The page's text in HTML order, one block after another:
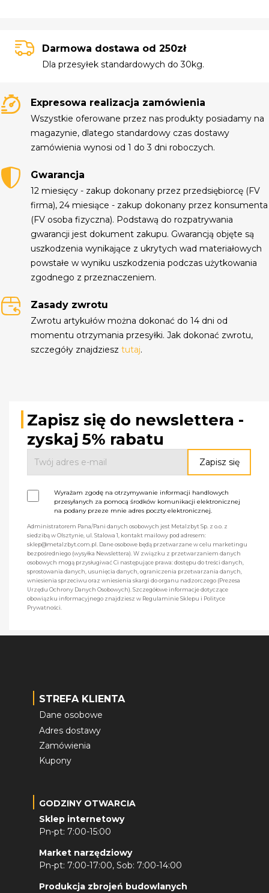
Darmowa dostawa od 250zł
Dla przesyłek standardowych do 30kg.
Expresowa realizacja zamówienia
Wszystkie oferowane przez nas produkty posiadamy na
magazynie, dlatego standardowy czas dostawy
zamówienia wynosi od 1 do 3 dni roboczych.
Gwarancja
12 miesięcy - zakup dokonany przez przedsiębiorcę (FV
firma), 24 miesiące - zakup dokonany przez konsumenta
(FV osoba fizyczna). Podstawą do rozpatrywania
gwarancji jest dokument zakupu. Gwarancją objęte są
uszkodzenia wynikające z ukrytych wad materiałowych
powstałe w wyniku uszkodzenia podczas użytkowania
zgodnego z przeznaczeniem.
Zasady zwrotu
Zwrotu artykułów można dokonać do 14 dni od
momentu otrzymania przesyłki. Jak dokonać zwrotu,
szczegóły znajdziesztutaj.
Zapisz się do newslettera -
zyskaj 5% rabatu
Wyrażam zgodę na otrzymywanie informacji handlowych
przesyłanych za pomocą środków komunikacji elektronicznej
na podany przeze mnie adres poczty elektronicznej.
Administratorem Pana/Pani danych osobowych jest Metalzbyt Sp. z o.o. z
siedzibą w Olsztynie, ul. Stalowa 1, kontakt mailowy pod adresem:
sklep@metalzbyt.com.pl. Dane osobowe będą przetwarzane w celu marketingu
bezpośredniego (wysyłka Newslettera). W związku z przetwarzaniem danych
osobowych mogą przysługiwać Ci następujące prawa: dostępu do treści danych,
sprostowania danych, usunięcia danych, ograniczenia przetwarzania danych,
wniesienia sprzeciwu oraz wniesienia skargi do organu nadzorczego (Prezesa
Urzędu Ochrony Danych Osobowych). Szczegółowe informacje dotyczące
obowiązku informacyjnego znajdziesz w Regulaminie Sklepu i Polityce
Prywatności.
STREFA KLIENTA
Dane osobowe
Adres dostawy
Zamówienia
Kupony
GODZINY OTWARCIA
Sklep internetowy
Pn-pt: 7:00-15:00
Market narzędziowy
Pn-pt: 7:00-17:00, Sob: 7:00-14:00
Produkcja zbrojeń budowlanych